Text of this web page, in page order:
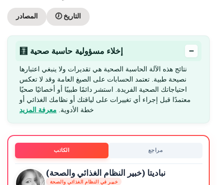
المصادر 🕖 التاريخ
🧮 إخلاء مسؤولية حاسبة صحية −
نتائج هذه الآلة الحاسبة الصحية هي تقديرات ولا ينبغي اعتبارها
نصيحة طبية. تعتمد الحسابات على الصيغ العامة وقد لا تعكس
احتياجاتك الصحية الفريدة. استشر دائمًا طبيبًا أو أخصائيًا صحيًا
معتمدًا قبل إجراء أي تغييرات على لياقتك أو نظامك الغذائي أو
خطة الأدوية. معرفة المزيد
الكاتب مراجع
نباديتا (خبير النظام الغذائي والصحة)
خبير في النظام الغذائي والصحة